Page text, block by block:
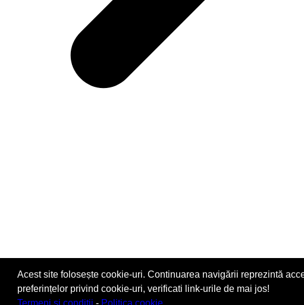
Acest site folosește cookie-uri. Continuarea navigării reprezintă
preferințelor privind cookie-uri, verificati link-urile de mai jos!
Termeni si conditii - Politica cookie